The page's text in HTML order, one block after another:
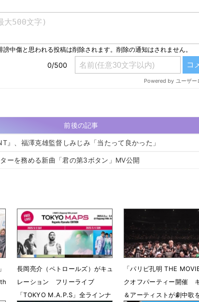
前後の記事
』、福澤克雄監督しみじみ「当たって良かった」
ーを務める新曲「君の第3ボタン」MV公開
長岡亮介（ペトロールズ）がキュ
レーション フリーライブ
「TOKYO M.A.P.S」全ラインナ
「パリピ孔明 THE
クオフパーティー開催
＆アーティストが劇中歌